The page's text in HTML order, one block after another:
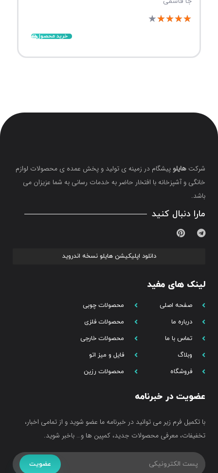
★
★
★
★
★
خرید محصول
شرکت هایلو پیشگام در زمینه ی تولید و پخش عمده ی محصولات لوازم
خانگی و آشپزخانه با افتخار حاضر به خدمات رسانی به شما عزیزان می
باشد.
مارا دنبال کنید
دانلود اپلیکیشن هایلو نسخه اندروید
لینک های مفید
صفحه اصلی
درباره ما
تماس با ما
وبلاگ
فروشگاه
محصولات چوبی
محصولات فلزی
محصولات خارجی
فایل و میز اتو
محصولات رزین
عضویت در خبرنامه
با تکمیل فرم زیر می توانید در خبرنامه ما عضو شوید و از تمامی اخبار،
تخفیفات، معرفی محصولات جدید، کمپین ها و… باخبر شوید.
عضویت